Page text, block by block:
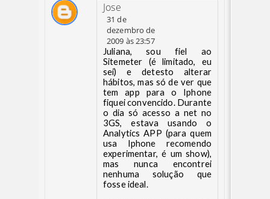
Jose
31 de
dezembro de
2009 às 23:57
Juliana, sou fiel ao
Sitemeter (é limitado, eu
sei) e detesto alterar
hábitos, mas só de ver que
tem app para o Iphone
fiquei convencido. Durante
o dia só acesso a net no
3GS, estava usando o
Analytics APP (para quem
usa Iphone recomendo
experimentar, é um show),
mas nunca encontrei
nenhuma solução que
fosse ideal.